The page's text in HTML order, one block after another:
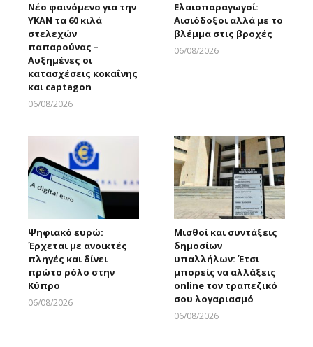
Νέο φαινόμενο για την
ΥΚΑΝ τα 60 κιλά
στελεχών
παπαρούνας –
Αυξημένες οι
κατασχέσεις κοκαΐνης
και captagon
06/08/2026
Ελαιοπαραγωγοί:
Αισιόδοξοι αλλά με το
βλέμμα στις βροχές
06/08/2026
Ψηφιακό ευρώ:
Έρχεται με ανοικτές
πληγές και δίνει
πρώτο ρόλο στην
Κύπρο
06/08/2026
Μισθοί και συντάξεις
δημοσίων
υπαλλήλων: Έτσι
μπορείς να αλλάξεις
online τον τραπεζικό
σου λογαριασμό
06/08/2026